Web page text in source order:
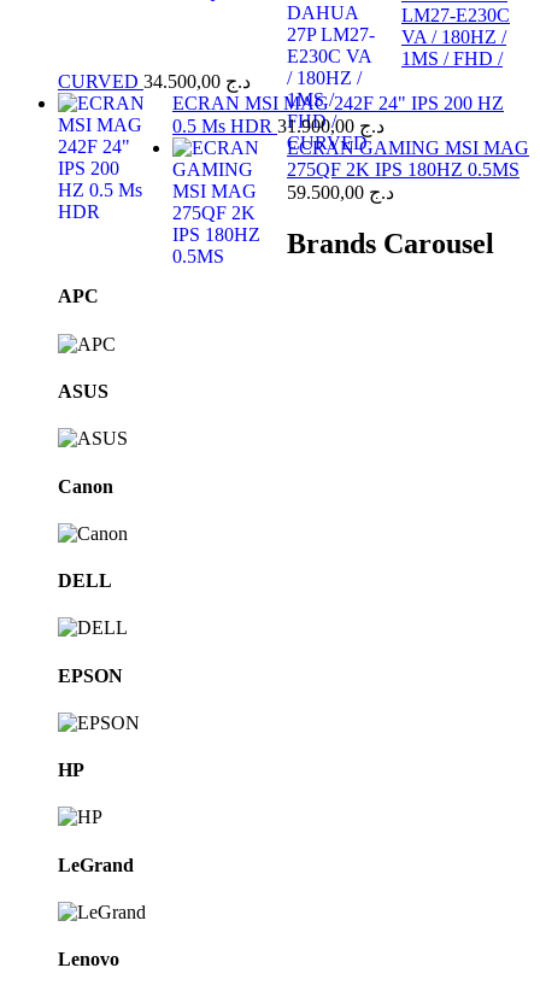
LM27-E230C
VA / 180HZ /
1MS / FHD /
CURVED
د.ج
ECRAN MSI MAG 242F 24" IPS 200 HZ
0.5 Ms HDR
د.ج
ECRAN GAMING MSI MAG
275QF 2K IPS 180HZ 0.5MS
د.ج
Brands Carousel
APC
ASUS
Canon
DELL
EPSON
HP
LeGrand
Lenovo